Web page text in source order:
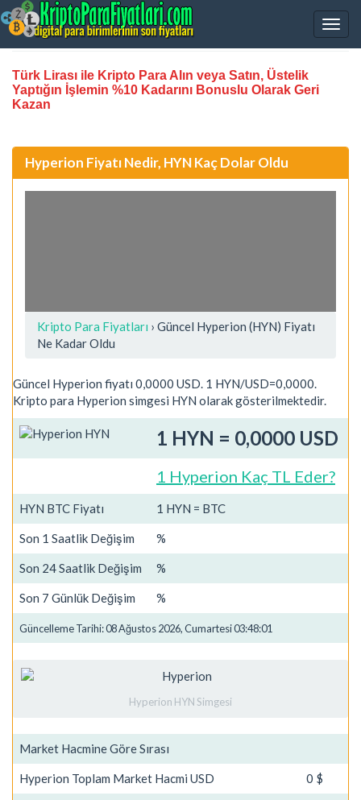
Türk Lirası ile Kripto Para Alın veya Satın, Üstelik
Yaptığın İşlemin %10 Kadarını Bonuslu Olarak Geri
Kazan
Hyperion Fiyatı Nedir, HYN Kaç Dolar Oldu
Kripto Para Fiyatları › Güncel Hyperion (HYN) Fiyatı
Ne Kadar Oldu
Güncel Hyperion fiyatı 0,0000 USD. 1 HYN/USD=0,0000.
Kripto para Hyperion simgesi HYN olarak gösterilmektedir.
1 HYN = 0,0000 USD
1 Hyperion Kaç TL Eder?
HYN BTC Fiyatı 1 HYN = BTC
Son 1 Saatlik Değişim %
Son 24 Saatlik Değişim %
Son 7 Günlük Değişim %
Güncelleme Tarihi: 08 Ağustos 2026, Cumartesi 03:48:01
Hyperion HYN Simgesi
Market Hacmine Göre Sırası
Hyperion Toplam Market Hacmi USD 0 $